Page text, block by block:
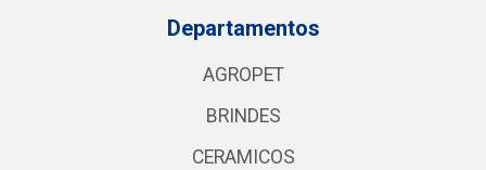
Departamentos
AGROPET
BRINDES
CERAMICOS